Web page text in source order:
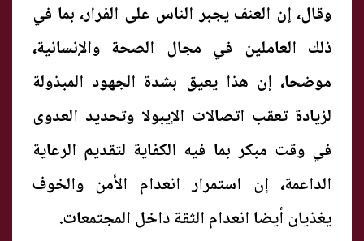
وقال، إن العنف يجبر الناس على الفرار، بما في
ذلك العاملين في مجال الصحة والإنسانية،
موضحا، إن هذا يعيق بشدة الجهود المبذولة
لزيادة تعقب اتصالات الإيبولا وتحديد العدوى
في وقت مبكر بما فيه الكفاية لتقديم الرعاية
الداعمة، إن استمرار انعدام الأمن والخوف
يغذيان أيضا انعدام الثقة داخل المجتمعات.